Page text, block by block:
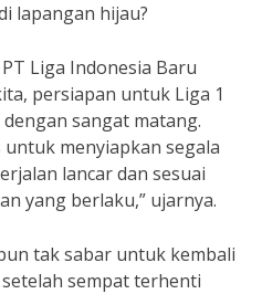
lapangan hijau?
Liga Indonesia Baru
persiapan untuk Liga 1
sangat matang.
menyiapkan segala
lancar dan sesuai
yang berlaku,” ujarnya.
tak sabar untuk kembali
sempat terhenti